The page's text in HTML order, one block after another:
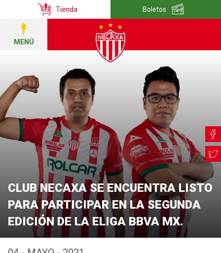
Tienda Boletos
MENÚ
CLUB NECAXA SE ENCUENTRA LISTO
PARA PARTICIPAR EN LA SEGUNDA
EDICIÓN DE LA ELIGA BBVA MX.